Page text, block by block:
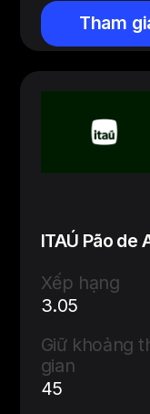
Tham
ITAÚ Pão de
Xếp hạng
3.05
Giữ khoảng
gian
45